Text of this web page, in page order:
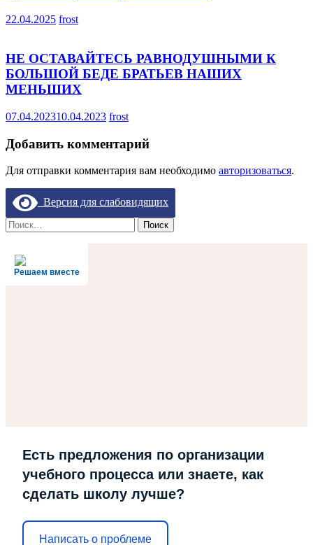
22.04.2025 frost
НЕ ОСТАВАЙТЕСЬ РАВНОДУШНЫМИ К
БОЛЬШОЙ БЕДЕ БРАТЬЕВ НАШИХ
МЕНЬШИХ
07.04.202310.04.2023 frost
Добавить комментарий
Для отправки комментария вам необходимо авторизоваться.
Версия для слабовидящих
Найти:
Решаем вместе
Есть предложения по организации
учебного процесса или знаете, как
сделать школу лучше?
Написать о проблеме